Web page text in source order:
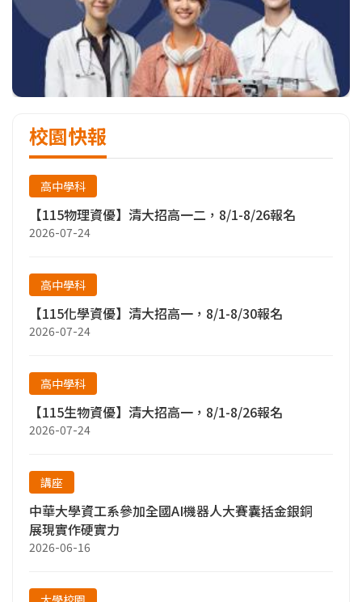
校園快報
高中學科
【115物理資優】清大招高一二，8/1-8/26報名
2026-07-24
高中學科
【115化學資優】清大招高一，8/1-8/30報名
2026-07-24
高中學科
【115生物資優】清大招高一，8/1-8/26報名
2026-07-24
講座
中華大學資工系參加全國AI機器人大賽囊括金銀銅
展現實作硬實力
2026-06-16